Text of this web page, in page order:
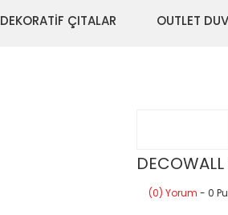
DEKORATİF ÇITALAR OUTLET
(0) Yorum - 0